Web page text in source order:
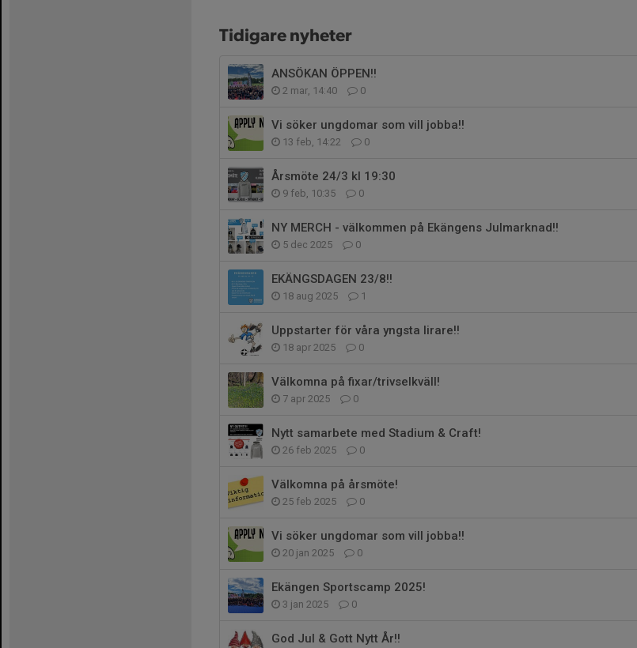
Tidigare nyheter
ANSÖKAN ÖPPEN!!
2 mar, 14:40 0
Vi söker ungdomar som vill jobba!!
13 feb, 14:22 0
Årsmöte 24/3 kl 19:30
9 feb, 10:35 0
NY MERCH - välkommen på Ekängens Julmarknad!!
5 dec 2025 0
EKÄNGSDAGEN 23/8!!
18 aug 2025 1
Uppstarter för våra yngsta lirare!!
18 apr 2025 0
Välkomna på fixar/trivselkväll!
7 apr 2025 0
Nytt samarbete med Stadium & Craft!
26 feb 2025 0
Välkomna på årsmöte!
25 feb 2025 0
Vi söker ungdomar som vill jobba!!
20 jan 2025 0
Ekängen Sportscamp 2025!
3 jan 2025 0
God Jul & Gott Nytt År!!